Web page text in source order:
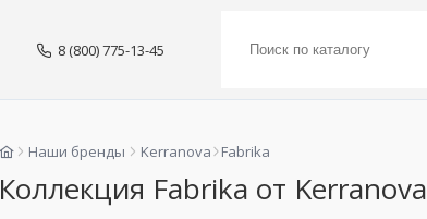
8 (800) 775-13-45
Наши бренды Kerranova Fabrika
Коллекция Fabrika от Kerranova